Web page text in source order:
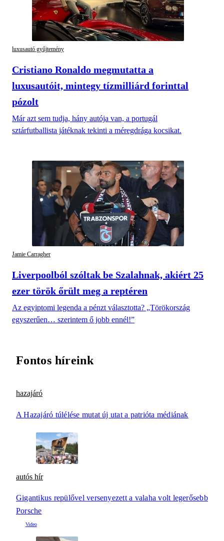
luxusautó gyűjtemény
Cristiano Ronaldo megmutatta a
luxusautóit, mintegy tízmilliárd forinttal
pózolt
Már azt sem tudja, hány autója van, a portugál
sztárfutballista játéknak tekinti a méregdrága kocsikat.
Jamie Carragher
Liverpoolból szóltak be Szalahnak, akiért 25
ezer török őrült meg a reptéren
Az egyiptomi legenda a pénzt választotta? „Törökország
egyszerűen… szerintem ő jobb ennél!”
Fontos híreink
hazajáró
A Hazajáró túlélése mutat új utat a patrióta médiának
autós hír
Gigantikus repülővel versenyezett a valaha volt legerősebb
Porsche